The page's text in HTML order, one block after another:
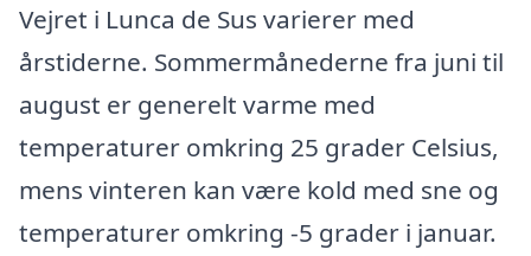
Vejret i Lunca de Sus varierer med
årstiderne. Sommermånederne fra juni til
august er generelt varme med
temperaturer omkring 25 grader Celsius,
mens vinteren kan være kold med sne og
temperaturer omkring -5 grader i januar.